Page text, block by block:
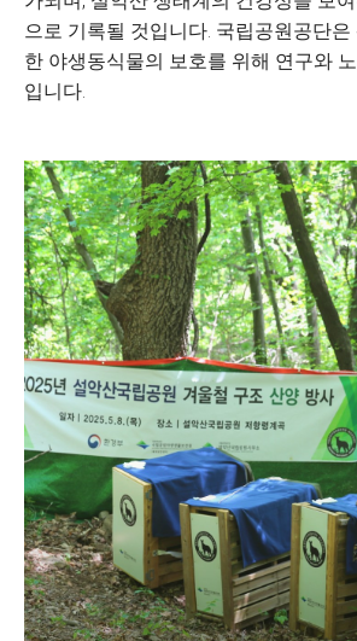
으로 기록될 것입니다. 국립공원공단
한 야생동식물의 보호를 위해 연구와
입니다.